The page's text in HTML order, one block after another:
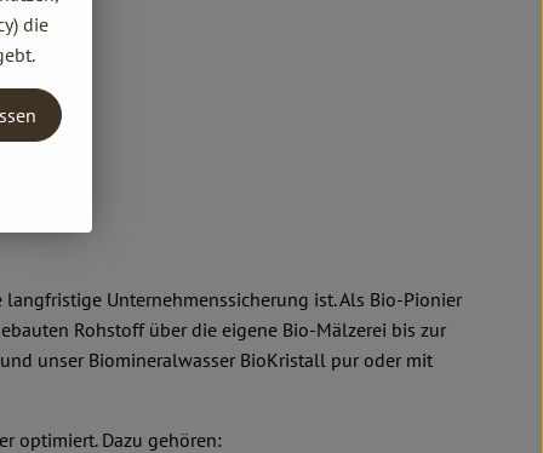
Unternehmenssicherung ist. Als Bio-Pionier
Rohstoff über die eigene Bio-Mälzerei bis zur
unser Biomineralwasser BioKristall pur oder mit
optimiert. Dazu gehören:
die